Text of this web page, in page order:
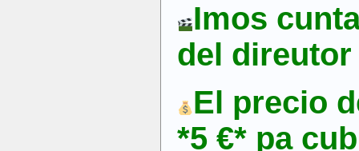
Imos
del
El precio
*5 €* pa